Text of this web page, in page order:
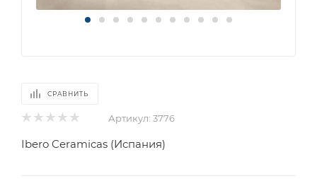
СРАВНИТЬ
Артикул: 3776
Ibero Ceramicas (Испания)